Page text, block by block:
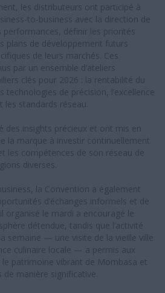
les distributeurs ont participé à
to-business avec la direction de
performances, définir les priorités
plans de développement futurs
de leurs marchés. Ces
par un ensemble d’ateliers
clés pour 2026 : la rentabilité du
technologies de précision, l’excellence
standards réseau.
des insights précieux et ont mis en
la marque à investir continuellement
les compétences de son réseau de
diverses.
la Convention a également
d’échanges informels et de
organisé le mardi a encouragé le
détendue, tandis que l’activité
semaine — une visite de la vieille ville
culinaire locale — a permis aux
patrimoine vibrant de Mombasa et
manière significative.